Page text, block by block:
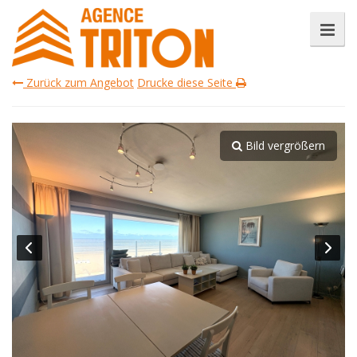
Zurück zum Angebot Drucke diese Seite
Bild vergrößern